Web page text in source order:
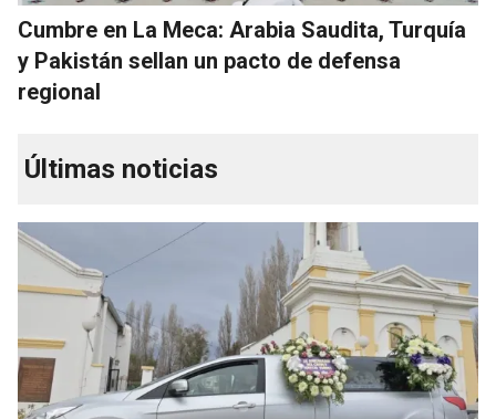
Cumbre en La Meca: Arabia Saudita, Turquía
y Pakistán sellan un pacto de defensa
regional
Últimas noticias